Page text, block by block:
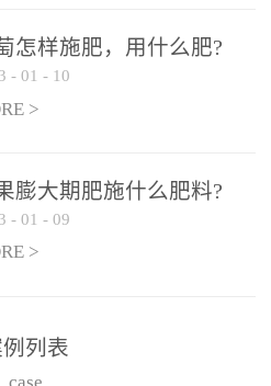
后期∶冲施、滴灌2.5-5kg/
亩/次配合大量元素水溶肥
施︰浓度800-1500倍（1-
怎样施肥，用什么肥?
- 01 - 10
>
膨大期肥施什么肥料?
- 01 - 09
>
列表